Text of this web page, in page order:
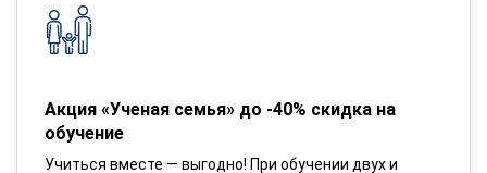
Акция «Ученая семья» до -40% скидка на
обучение
Учиться вместе — выгодно! При обучении двух и